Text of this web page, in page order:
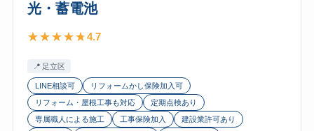
光・蓄電池
4.7
足立区
LINE相談可
リフォームかし保険加入可
リフォーム・屋根工事も対応
定期点検あり
専属職人による施工
工事保険加入
建設業許可あり